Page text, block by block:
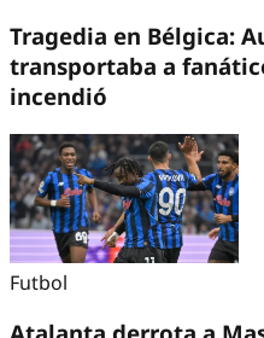
Tragedia en Bélgica:
transportaba a
incendió
Futbol